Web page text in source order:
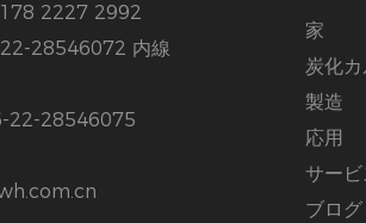
2227 2992
28546072 内線
22-28546075
家
炭化
製造
応用
サー
ブログ